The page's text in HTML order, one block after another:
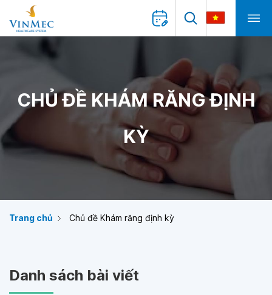
CHỦ ĐỀ KHÁM RĂNG ĐỊNH
KỲ
Trang chủ Chủ đề Khám răng định kỳ
Danh sách bài viết